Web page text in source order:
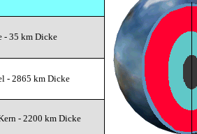
- 35 km Dicke
- 2865 km Dicke
- 2200 km Dicke